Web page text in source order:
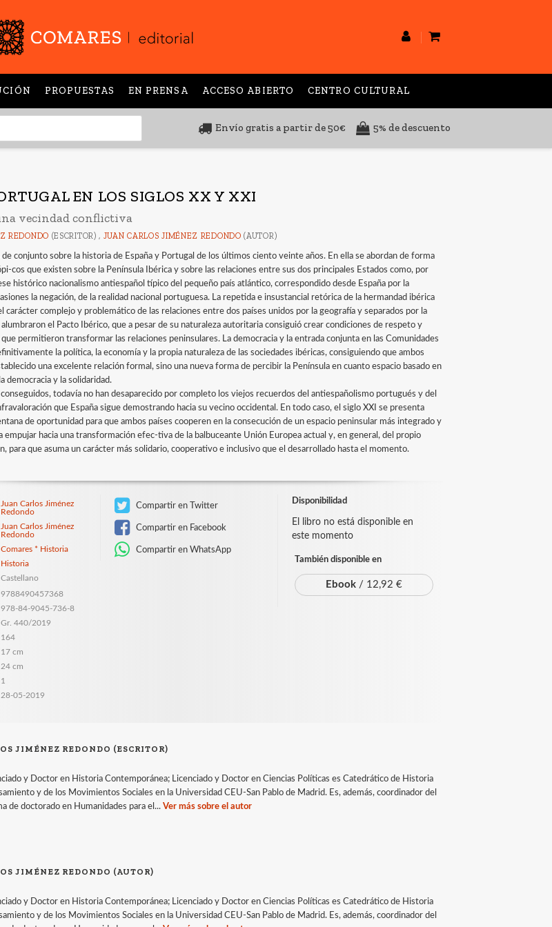
PROPUESTAS EN PRENSA ACCESO ABIERTO CENTRO CULTURAL
Envío gratis a partir de 50€ 5% de descuento
EN LOS SIGLOS XX Y XXI
vecindad conflictiva
REDONDO (ESCRITOR) , JUAN CARLOS JIMÉNEZ REDONDO (AUTOR)
de conjunto sobre la historia de España y Portugal de los últimos ciento veinte años. En ella se abordan de forma
cos que existen sobre la Península Ibérica y sobre las relaciones entre sus dos principales Estados como, por
histórico nacionalismo antiespañol típico del pequeño país atlántico, correspondido desde España por la
la negación, de la realidad nacional portuguesa. La repetida e insustancial retórica de la hermandad ibérica
carácter complejo y problemático de las relaciones entre dos países unidos por la geografía y separados por la
el Pacto Ibérico, que a pesar de su naturaleza autoritaria consiguió crear condiciones de respeto y
permitieron transformar las relaciones peninsulares. La democracia y la entrada conjunta en las Comunidades
la política, la economía y la propia naturaleza de las sociedades ibéricas, consiguiendo que ambos
una excelente relación formal, sino una nueva forma de percibir la Península en cuanto espacio basado en
democracia y la solidaridad.
todavía no han desaparecido por completo los viejos recuerdos del antiespañolismo portugués y del
que España sigue demostrando hacia su vecino occidental. En todo caso, el siglo XXI se presenta
de oportunidad para que ambos países cooperen en la consecución de un espacio peninsular más integrado y
empujar hacia una transformación efec-tiva de la balbuceante Unión Europea actual y, en general, del propio
para que asuma un carácter más solidario, cooperativo e inclusivo que el desarrollado hasta el momento.
Juan Carlos Jiménez
Redondo
Juan Carlos Jiménez
Redondo
Comares * Historia
Historia
Castellano
9788490457368
978-84-9045-736-8
Gr. 440/2019
164
17 cm
24 cm
1
28-05-2019
Compartir en Twitter
Compartir en Facebook
Compartir en WhatsApp
Disponibilidad
El libro no está disponible en
este momento
También disponible en
Ebook/ 12,92 €
JIMÉNEZ REDONDO (ESCRITOR)
y Doctor en Historia Contemporánea; Licenciado y Doctor en Ciencias Políticas es Catedrático de Historia
y de los Movimientos Sociales en la Universidad CEU-San Pablo de Madrid. Es, además, coordinador del
de doctorado en Humanidades para el...Ver más sobre el autor
JIMÉNEZ REDONDO (AUTOR)
y Doctor en Historia Contemporánea; Licenciado y Doctor en Ciencias Políticas es Catedrático de Historia
y de los Movimientos Sociales en la Universidad CEU-San Pablo de Madrid. Es, además, coordinador del